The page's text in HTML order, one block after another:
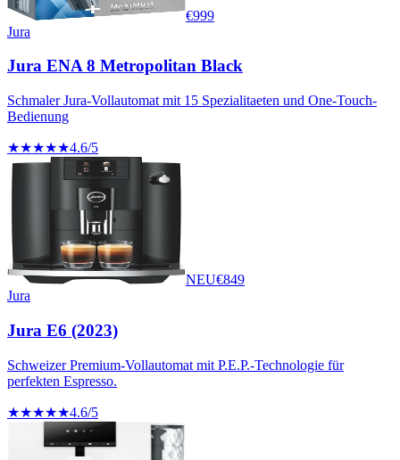
€999
Jura
Jura ENA 8 Metropolitan Black
Schmaler Jura-Vollautomat mit 15 Spezialitaeten und One-Touch-
Bedienung
★★★★★4.6/5
NEU€849
Jura
Jura E6 (2023)
Schweizer Premium-Vollautomat mit P.E.P.-Technologie für
perfekten Espresso.
★★★★★4.6/5